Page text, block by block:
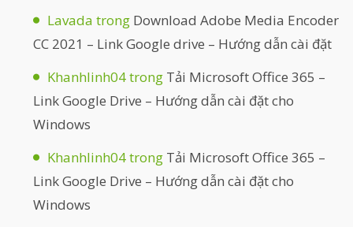
Lavada trong Download Adobe Media Encoder
CC 2021 – Link Google drive – Hướng dẫn cài đặt
Khanhlinh04trong Tải Microsoft Office 365 –
Link Google Drive – Hướng dẫn cài đặt cho
Windows
Khanhlinh04trong Tải Microsoft Office 365 –
Link Google Drive – Hướng dẫn cài đặt cho
Windows